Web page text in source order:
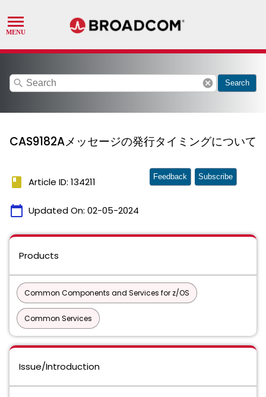
search cancel Search
CAS9182Aメッセージの発⾏タイミングについて
book Article ID: 134211
calendar_today Updated On: 02-05-2024
Feedback Subscribe
Products
Common Components and Services for z/OS
Common Services
Issue/Introduction